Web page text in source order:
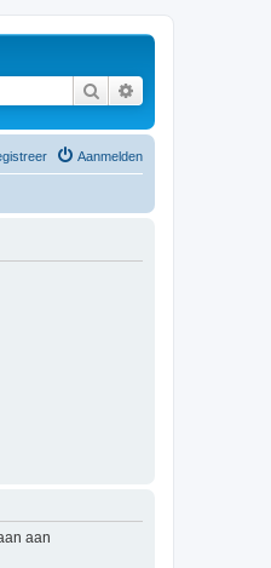
Zoek
Aanmelden
aan